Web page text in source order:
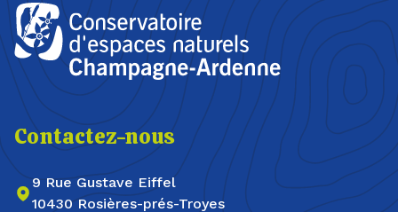
Contactez-nous
9 Rue Gustave Eiffel
10430 Rosières-prés-Troyes